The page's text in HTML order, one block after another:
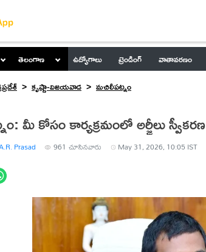
తెలంగాణ ఉద్యోగాలు ట్రెండింగ్ వాతావరణం
కృష్ణా-విజయవాడ మ‌చిలీప‌ట్నం
మీ కోసం కార్యక్రమంలో అర్జీలు స్వీకరణ
Prasad 961 చూసినవారు May 31, 2026, 10:05 IST